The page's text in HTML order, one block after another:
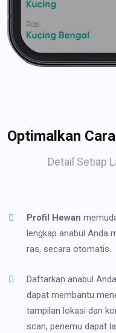
Optimalkan
Detail Setiap
Profil Hewan
lengkap anabul Anda
ras, secara otomatis.
Daftarkan anabul
dapat membantu
tampilan lokasi dan
scan, penemu dapat